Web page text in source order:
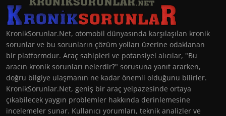
KronikSorunlar.Net, otomobil dünyasında karşılaşılan kronik
sorunlar ve bu sorunların çözüm yolları üzerine odaklanan
bir platformdur. Araç sahipleri ve potansiyel alıcılar, "Bu
aracın kronik sorunları nelerdir?" sorusuna yanıt ararken,
doğru bilgiye ulaşmanın ne kadar önemli olduğunu bilirler.
KronikSorunlar.Net, geniş bir araç yelpazesinde ortaya
çıkabilecek yaygın problemler hakkında derinlemesine
incelemeler sunar. Kullanıcı yorumları, teknik analizler ve